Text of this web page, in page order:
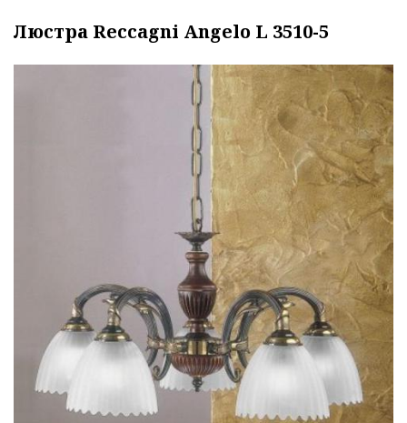
Люстра Reccagni Angelo L 3510-5